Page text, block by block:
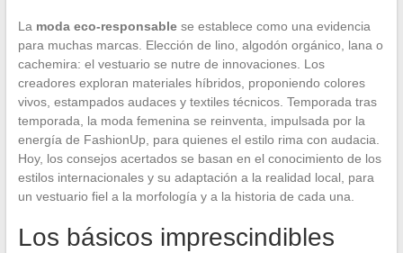
La moda eco-responsablese establece como una evidencia
para muchas marcas. Elección de lino, algodón orgánico, lana o
cachemira: el vestuario se nutre de innovaciones. Los
creadores exploran materiales híbridos, proponiendo colores
vivos, estampados audaces y textiles técnicos. Temporada tras
temporada, la moda femenina se reinventa, impulsada por la
energía de FashionUp, para quienes el estilo rima con audacia.
Hoy, los consejos acertados se basan en el conocimiento de los
estilos internacionales y su adaptación a la realidad local, para
un vestuario fiel a la morfología y a la historia de cada una.
Los básicos imprescindibles